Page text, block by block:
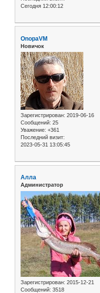
Сегодня 12:00:12
OnopaVM
Новичок
Зарегистрирован: 2019-06-16
Сообщений: 25
Уважение: +361
Последний визит:
2023-05-31 13:05:45
Алла
Администратор
Зарегистрирован: 2015-12-21
Сообщений: 3518